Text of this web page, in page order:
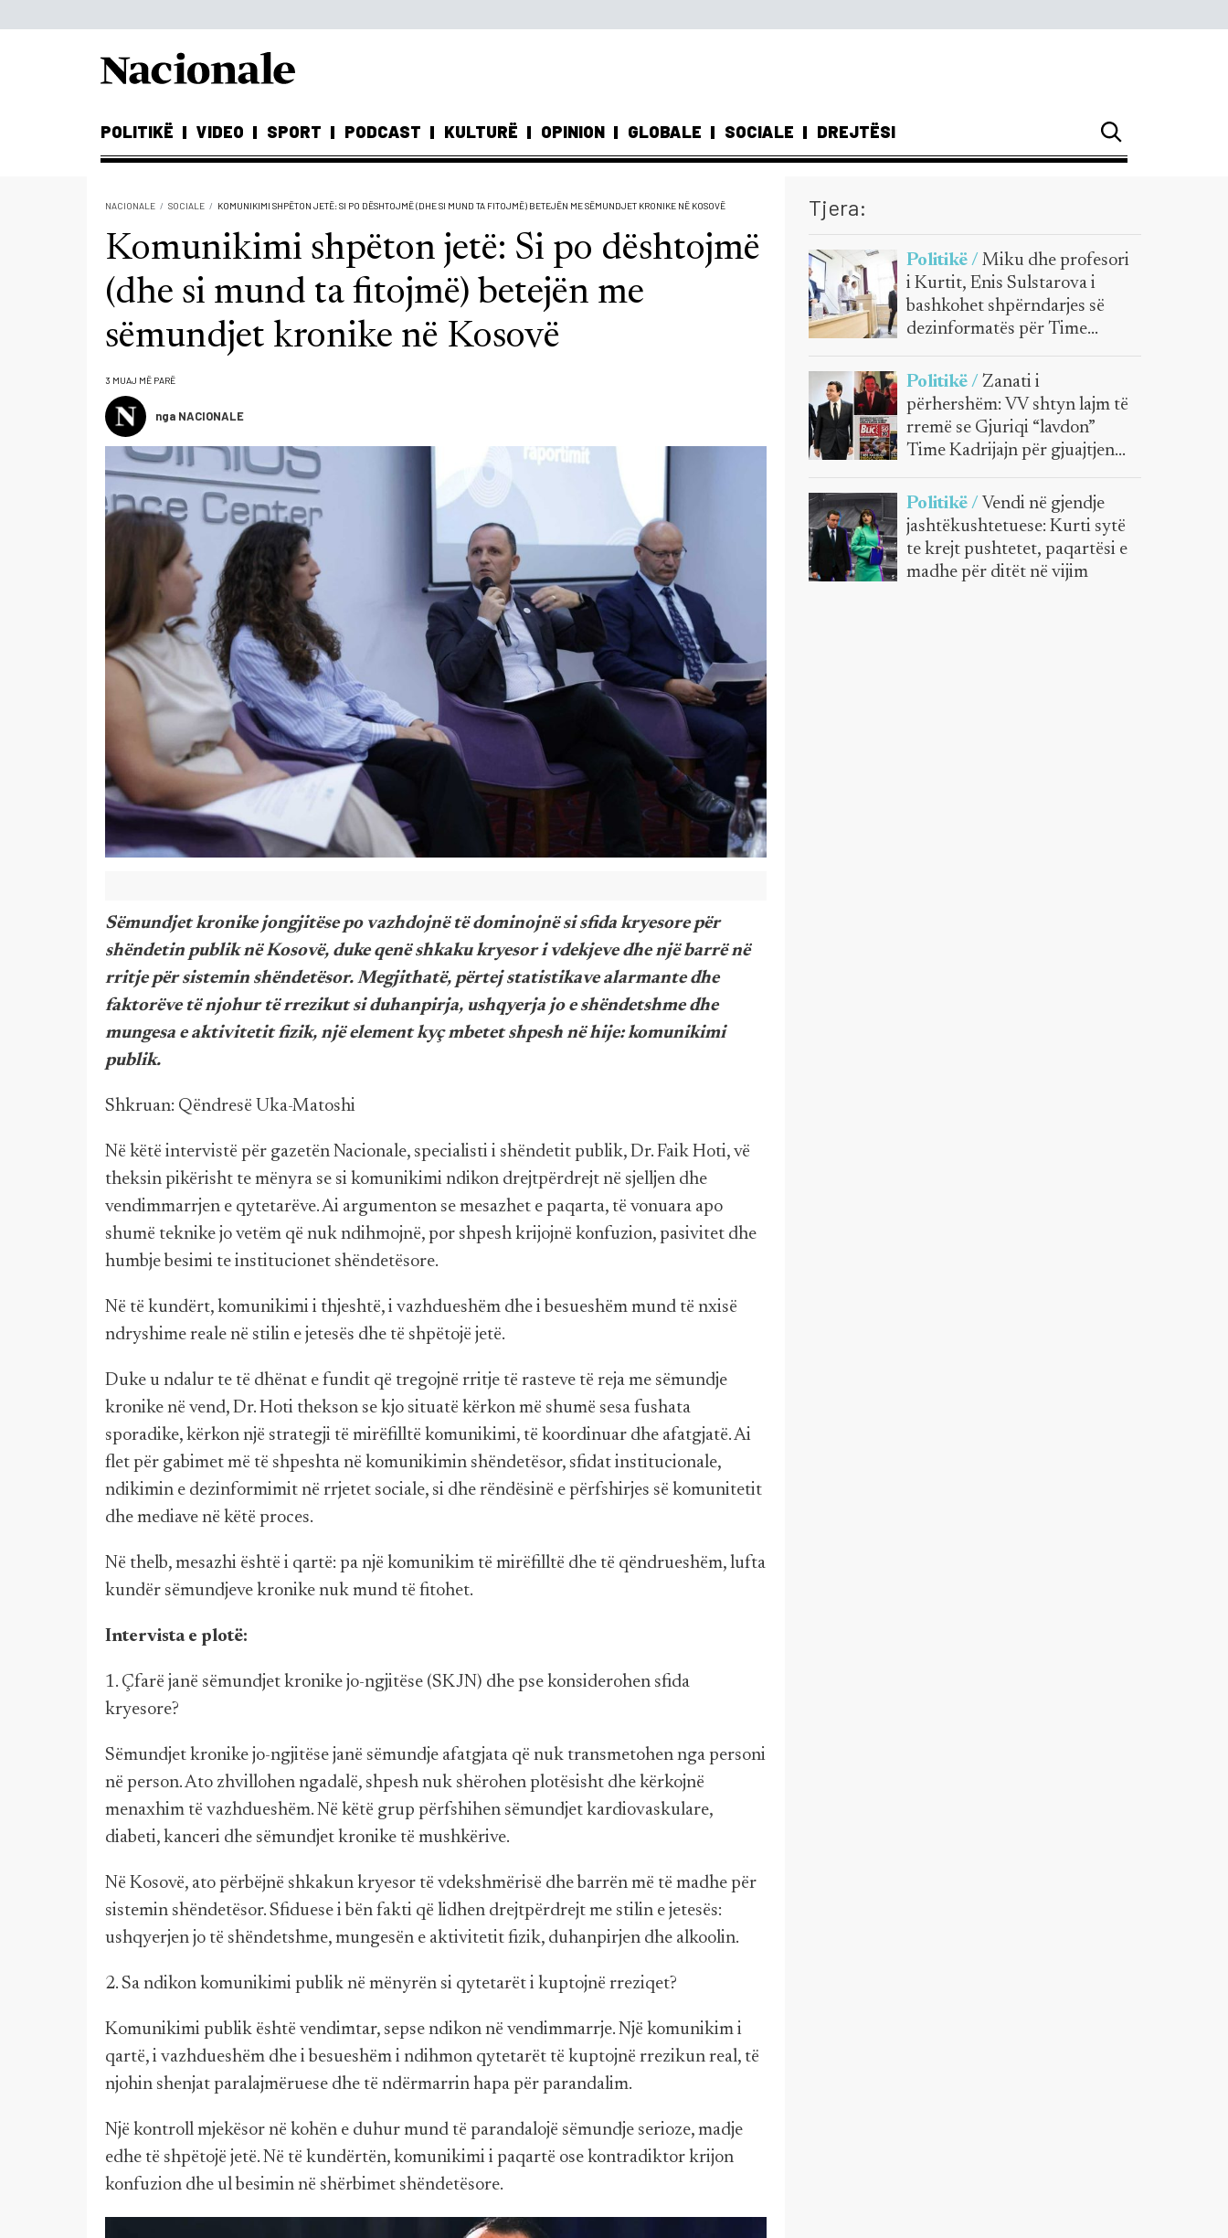
POLITIKË VIDEO SPORT PODCAST KULTURË OPINION GLOBALE SOCIALE DREJTËSI
NACIONALE SOCIALE KOMUNIKIMI SHPËTON JETË: SI PO DËSHTOJMË (DHE SI MUND TA FITOJMË) BETEJËN ME SËMUNDJET KRONIKE NË KOSOVË
Komunikimi shpëton jetë: Si po dështojmë
(dhe si mund ta fitojmë) betejën me
sëmundjet kronike në Kosovë
3 MUAJ MË PARË
nga NACIONALE
Sëmundjet kronike jongjitëse po vazhdojnë të dominojnë si sfida kryesore për
shëndetin publik në Kosovë, duke qenë shkaku kryesor i vdekjeve dhe një barrë në
rritje për sistemin shëndetësor. Megjithatë, përtej statistikave alarmante dhe
faktorëve të njohur të rrezikut si duhanpirja, ushqyerja jo e shëndetshme dhe
mungesa e aktivitetit fizik, një element kyç mbetet shpesh në hije: komunikimi
publik.
Shkruan: Qëndresë Uka-Matoshi
Në këtë intervistë për gazetën Nacionale, specialisti i shëndetit publik, Dr. Faik Hoti, vë
theksin pikërisht te mënyra se si komunikimi ndikon drejtpërdrejt në sjelljen dhe
vendimmarrjen e qytetarëve. Ai argumenton se mesazhet e paqarta, të vonuara apo
shumë teknike jo vetëm që nuk ndihmojnë, por shpesh krijojnë konfuzion, pasivitet dhe
humbje besimi te institucionet shëndetësore.
Në të kundërt, komunikimi i thjeshtë, i vazhdueshëm dhe i besueshëm mund të nxisë
ndryshime reale në stilin e jetesës dhe të shpëtojë jetë.
Duke u ndalur te të dhënat e fundit që tregojnë rritje të rasteve të reja me sëmundje
kronike në vend, Dr. Hoti thekson se kjo situatë kërkon më shumë sesa fushata
sporadike, kërkon një strategji të mirëfilltë komunikimi, të koordinuar dhe afatgjatë. Ai
flet për gabimet më të shpeshta në komunikimin shëndetësor, sfidat institucionale,
ndikimin e dezinformimit në rrjetet sociale, si dhe rëndësinë e përfshirjes së komunitetit
dhe mediave në këtë proces.
Në thelb, mesazhi është i qartë: pa një komunikim të mirëfilltë dhe të qëndrueshëm, lufta
kundër sëmundjeve kronike nuk mund të fitohet.
Intervista e plotë:
1. Çfarë janë sëmundjet kronike jo-ngjitëse (SKJN) dhe pse konsiderohen sfida
kryesore?
Sëmundjet kronike jo-ngjitëse janë sëmundje afatgjata që nuk transmetohen nga personi
në person. Ato zhvillohen ngadalë, shpesh nuk shërohen plotësisht dhe kërkojnë
menaxhim të vazhdueshëm. Në këtë grup përfshihen sëmundjet kardiovaskulare,
diabeti, kanceri dhe sëmundjet kronike të mushkërive.
Në Kosovë, ato përbëjnë shkakun kryesor të vdekshmërisë dhe barrën më të madhe për
sistemin shëndetësor. Sfiduese i bën fakti që lidhen drejtpërdrejt me stilin e jetesës:
ushqyerjen jo të shëndetshme, mungesën e aktivitetit fizik, duhanpirjen dhe alkoolin.
2. Sa ndikon komunikimi publik në mënyrën si qytetarët i kuptojnë rreziqet?
Komunikimi publik është vendimtar, sepse ndikon në vendimmarrje. Një komunikim i
qartë, i vazhdueshëm dhe i besueshëm i ndihmon qytetarët të kuptojnë rrezikun real, të
njohin shenjat paralajmëruese dhe të ndërmarrin hapa për parandalim.
Një kontroll mjekësor në kohën e duhur mund të parandalojë sëmundje serioze, madje
edhe të shpëtojë jetë. Në të kundërtën, komunikimi i paqartë ose kontradiktor krijon
konfuzion dhe ul besimin në shërbimet shëndetësore.
Tjera:
Politikë /Miku dhe profesori
i Kurtit, Enis Sulstarova i
bashkohet shpërndarjes së
dezinformatës për Time
Kadrijajn
Politikë /Zanati i
përhershëm: VV shtyn lajm të
rremë se Gjuriqi “lavdon”
Time Kadrijajn për gjuajtjen
me vezë
Politikë / Vendi në gjendje
jashtëkushtetuese: Kurti sytë
te krejt pushtetet, paqartësi e
madhe për ditët në vijim